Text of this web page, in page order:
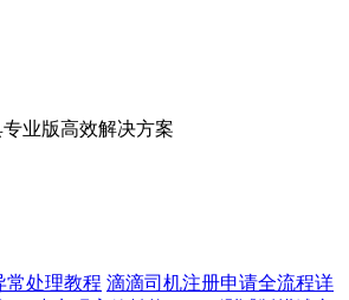
业版高效解决方案
常处理教程 滴滴司机注册申请全流程详